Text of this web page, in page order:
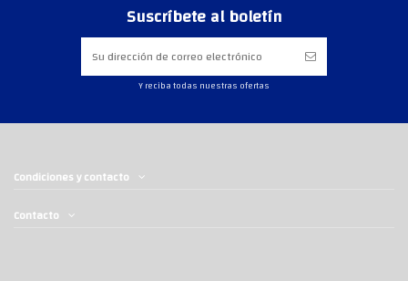
Suscríbete al boletín
Y reciba todas nuestras ofertas
Condiciones y contacto
Contacto